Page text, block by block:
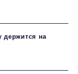
держится на